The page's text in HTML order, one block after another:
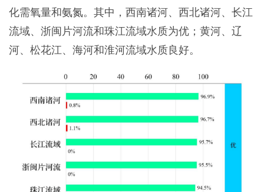
化需氧量和氨氮。其中，西南诸河、西北诸河、长江
流域、浙闽片河流和珠江流域水质为优；黄河、辽
河、松花江、海河和淮河流域水质良好。